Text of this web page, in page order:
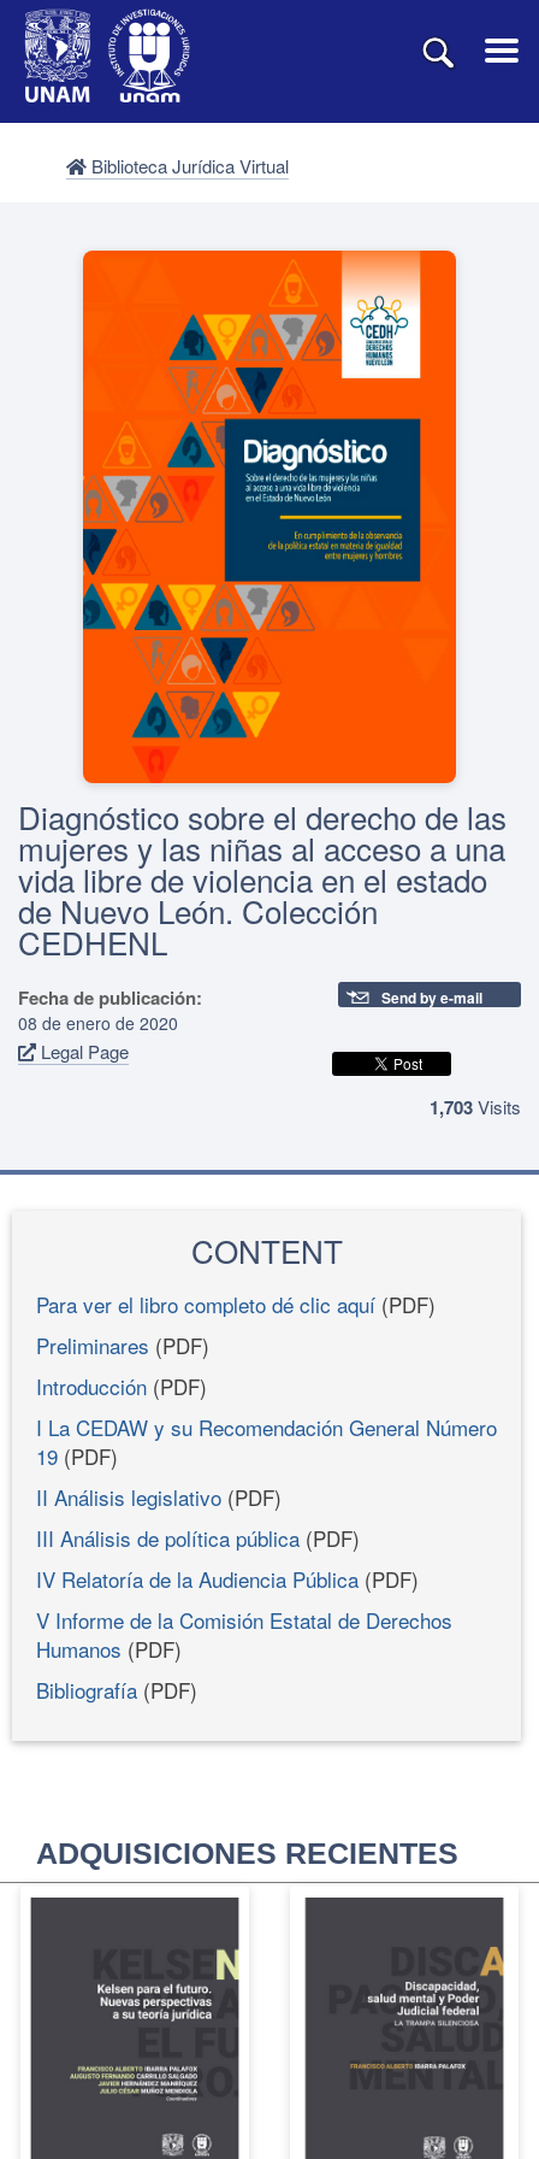
Biblioteca Jurídica Virtual
Diagnóstico sobre el derecho de las
mujeres y las niñas al acceso a una
vida libre de violencia en el estado
de Nuevo León. Colección
CEDHENL
Fecha de publicación:
08 de enero de 2020
Legal Page
Send by e-mail
1,703Visits
CONTENT
Para ver el libro completo dé clic aquí (PDF)
Preliminares (PDF)
Introducción (PDF)
I La CEDAW y su Recomendación General Número
19 (PDF)
II Análisis legislativo (PDF)
III Análisis de política pública (PDF)
IV Relatoría de la Audiencia Pública (PDF)
V Informe de la Comisión Estatal de Derechos
Humanos (PDF)
Bibliografía (PDF)
ADQUISICIONES RECIENTES